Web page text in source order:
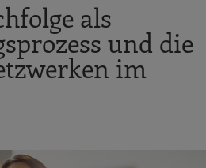
als
und die
im